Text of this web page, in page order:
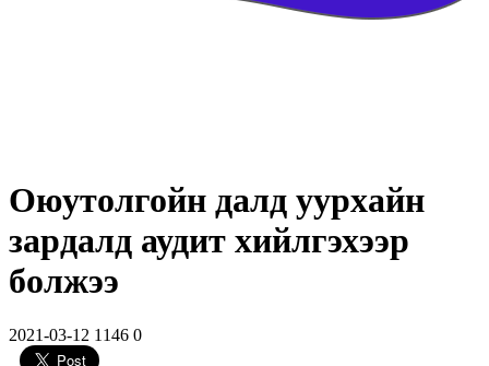
Оюутолгойн далд уурхайн
зардалд аудит хийлгэхээр
болжээ
2021-03-12 1146 0